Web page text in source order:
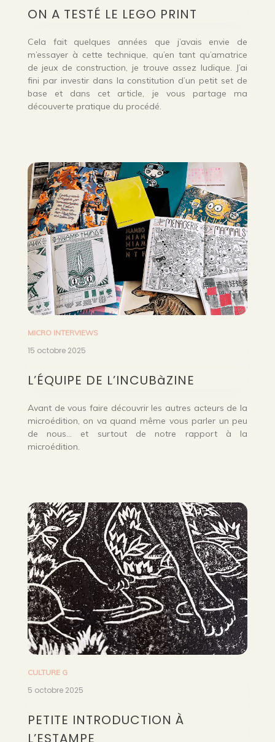
ON A TESTÉ LE LEGO PRINT
Cela fait quelques années que j’avais envie de
m’essayer à cette technique, qu’en tant qu’amatrice
de jeux de construction, je trouve assez ludique. J’ai
fini par investir dans la constitution d’un petit set de
base et dans cet article, je vous partage ma
découverte pratique du procédé.
MICRO INTERVIEWS
15 octobre 2025
L’ÉQUIPE DE L’INCUBàZINE
Avant de vous faire découvrir les autres acteurs de la
microédition, on va quand même vous parler un peu
de nous… et surtout de notre rapport à la
microédition.
CULTURE G
5 octobre 2025
PETITE INTRODUCTION À
L’ESTAMPE